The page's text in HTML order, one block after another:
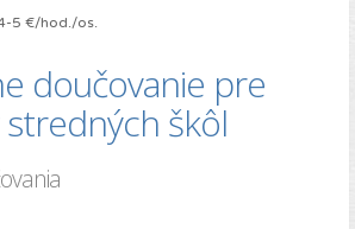
5 €/hod./os.
doučovanie pre
škôl